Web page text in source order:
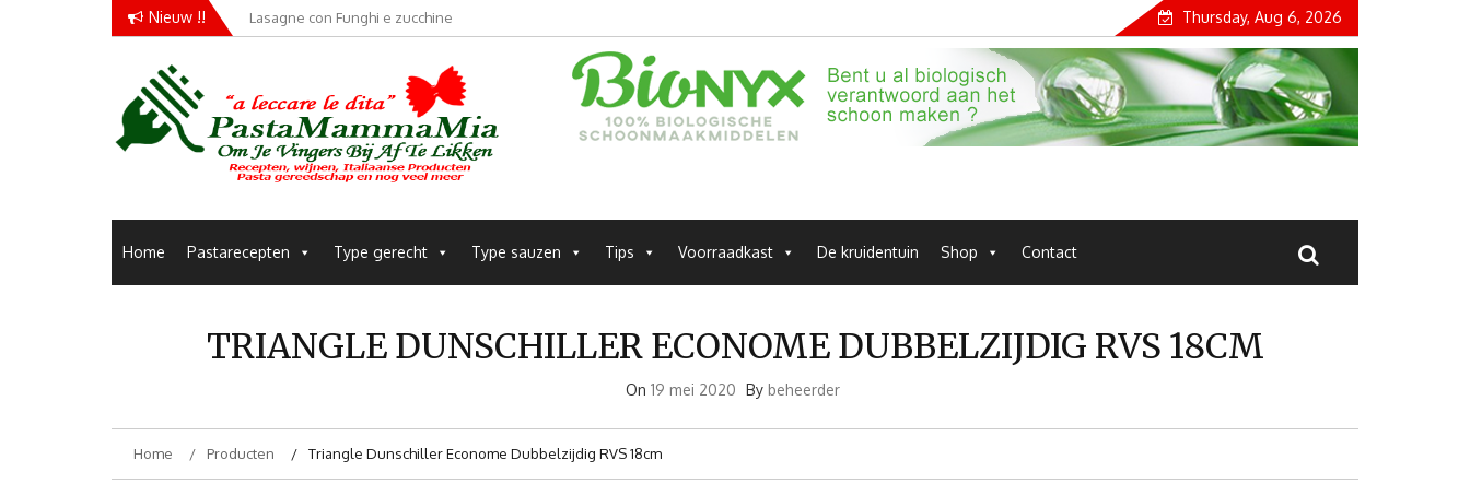
Nieuw !! Lasagne con Funghi e zucchine Thursday, Aug 6, 2026
Pastamammamia
Home Pastarecepten Type gerecht Type sauzen Tips Voorraadkast De kruidentuin Shop Contact
TRIANGLE DUNSCHILLER ECONOME DUBBELZIJDIG RVS 18CM
On 19 mei 2020 By beheerder
Home Producten Triangle Dunschiller Econome Dubbelzijdig RVS 18cm